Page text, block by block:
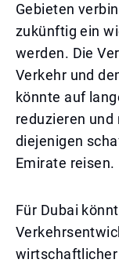
Gebieten
zukünftig ein
werden. Die
Verkehr und
könnte auf
reduzieren
diejenigen
Emirate reisen.
Für Dubai